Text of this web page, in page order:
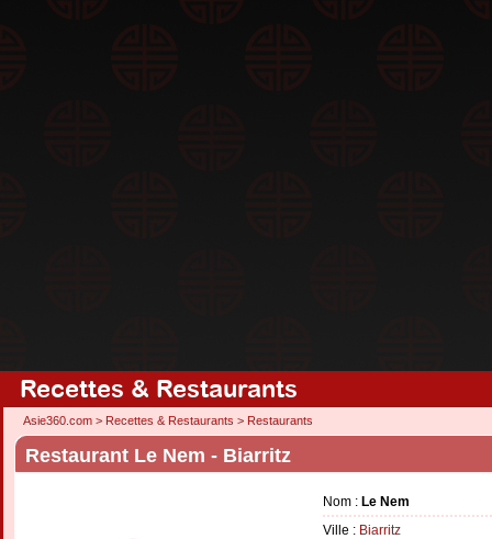
Recettes & Restaurants
Asie360.com > Recettes & Restaurants > Restaurants
Restaurant Le Nem - Biarritz
Nom : Le Nem
Ville : Biarritz